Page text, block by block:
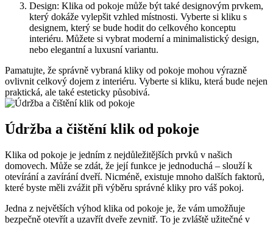
Design: ⁢Klika od pokoje může být také designovým prvkem,
který dokáže ‍vylepšit vzhled místnosti. Vyberte si kliku s
designem, který ⁣se bude hodit do celkového konceptu
interiéru. Můžete si vybrat moderní a minimalistický design,
nebo elegantní a luxusní variantu.
Pamatujte, ‍že správně vybraná kliky od pokoje mohou výrazně
⁢ovlivnit celkový dojem ⁢z interiéru. Vyberte si kliku,​ která bude nejen
praktická, ⁢ale také esteticky‌ působivá.
Údržba a čištění klik od pokoje
Klika ⁤od pokoje je jedním z nejdůležitějších prvků v našich
domovech.⁣ Může se zdát,⁤ že ⁣její funkce je jednoduchá – ​slouží k
otevírání a ‌zavírání⁢ dveří. Nicméně, existuje mnoho dalších⁤ faktorů,
které byste měli zvážit při výběru správné kliky pro váš pokoj.
Jedna z největších výhod klika od pokoje je, že vám⁣ umožňuje
bezpečně otevřít a ⁢uzavřít dveře ‌zevnitř. To je zvláště užitečné v